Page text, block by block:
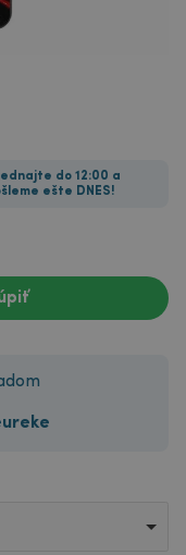
do 12:00 a
ešte DNES!